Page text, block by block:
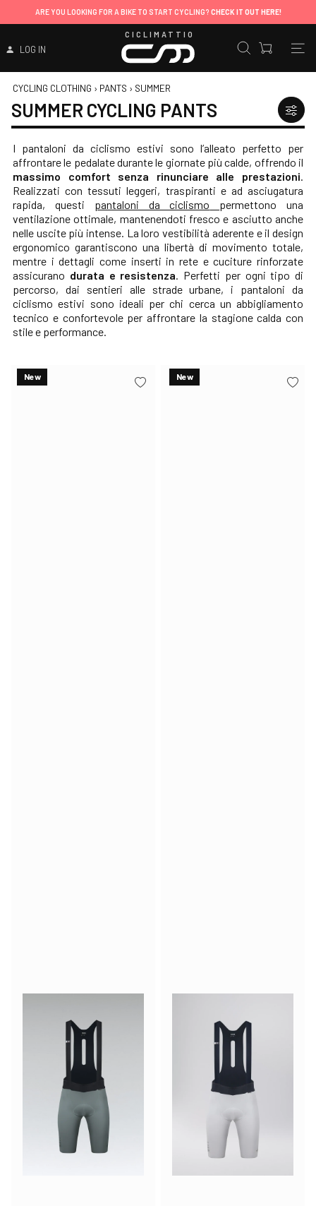
ARE YOU LOOKING FOR A BIKE TO START CYCLING? CHECK IT OUT HERE!
LOG IN
CICLIMATTIO
CYCLING CLOTHING › PANTS › SUMMER
SUMMER CYCLING PANTS
I pantaloni da ciclismo estivi sono l’alleato perfetto per
affrontare le pedalate durante le giornate più calde, offrendo il
massimo comfort senza rinunciare alle prestazioni.
Realizzati con tessuti leggeri, traspiranti e ad asciugatura
rapida, questi pantaloni da ciclismo
permettono una
ventilazione ottimale, mantenendoti fresco e asciutto anche
nelle uscite più intense. La loro vestibilità aderente e il design
ergonomico garantiscono una libertà di movimento totale,
mentre i dettagli come inserti in rete e cuciture rinforzate
assicurano durata e resistenza. Perfetti per ogni tipo di
percorso, dai sentieri alle strade urbane, i pantaloni da
ciclismo estivi sono ideali per chi cerca un abbigliamento
tecnico e confortevole per affrontare la stagione calda con
stile e performance.
New New